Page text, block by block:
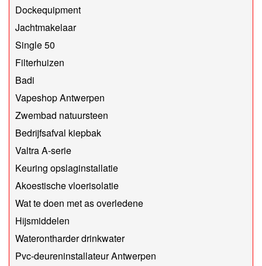
Dockequipment
Jachtmakelaar
Single 50
Filterhuizen
Badi
Vapeshop Antwerpen
Zwembad natuursteen
Bedrijfsafval kiepbak
Valtra A-serie
Keuring opslaginstallatie
Akoestische vloerisolatie
Wat te doen met as overledene
Hijsmiddelen
Waterontharder drinkwater
Pvc-deureninstallateur Antwerpen